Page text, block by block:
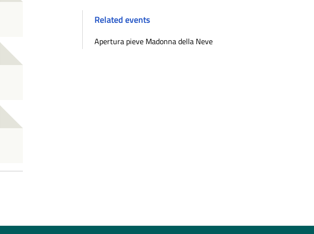
Related events
Apertura pieve Madonna della Neve